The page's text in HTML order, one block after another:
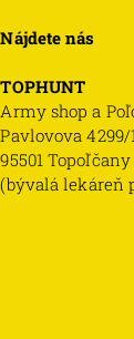
Nájdete nás
TOPHUNT
Army shop a
Pavlovova 4299/
95501 Topoľčany
(bývalá lekáreň